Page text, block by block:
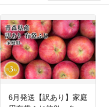
6月発送【訳あり】家庭